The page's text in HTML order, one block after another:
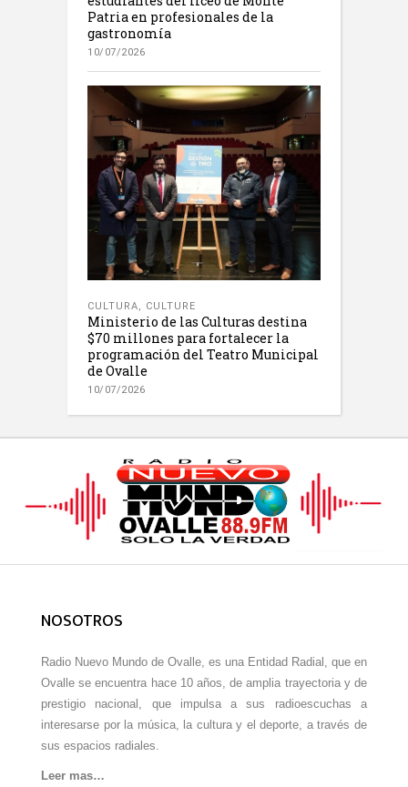
Patria en profesionales de la
gastronomía
10/07/2026
CULTURA, CULTURE
Ministerio de las Culturas destina
$70 millones para fortalecer la
programación del Teatro Municipal
de Ovalle
10/07/2026
NOSOTROS
Radio Nuevo Mundo de Ovalle, es una Entidad Radial, que en
Ovalle se encuentra hace 10 años, de amplia trayectoria y de
prestigio nacional, que impulsa a sus radioescuchas a
interesarse por la música, la cultura y el deporte, a través de
sus espacios radiales.
Leer mas…